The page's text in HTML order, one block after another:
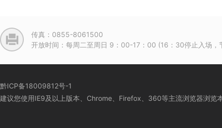
传真：0855-8061500
开放时间：每周二至周日 9：00-17：00 (16：30停止入场
黔ICP备18009812号-1
建议您使用IE9及以上版本、Chrome、Firefox、360等主流浏览器浏览